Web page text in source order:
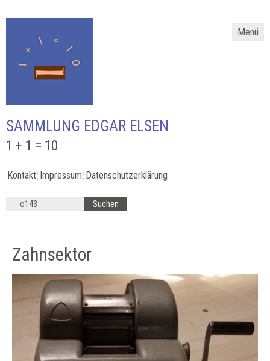
Menü
SAMMLUNG EDGAR ELSEN
1 + 1 = 10
Kontakt Impressum Datenschutzerklärung
Zahnsektor